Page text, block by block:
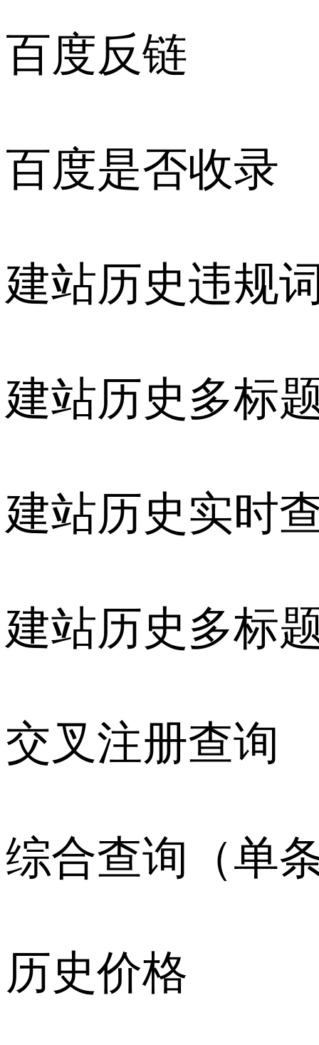
百度反链
百度是否收录
建站历史违规
建站历史多标
建站历史实时
建站历史多标
交叉注册查询
综合查询（单
历史价格